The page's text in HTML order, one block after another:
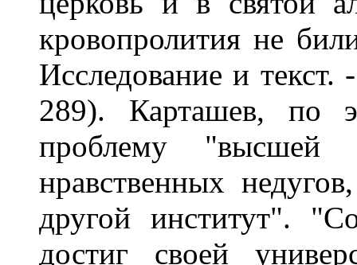
кровопролития не
Исследование и
289). Карташев, по
проблему "высшей
нравственных
другой институт".
достиг своей